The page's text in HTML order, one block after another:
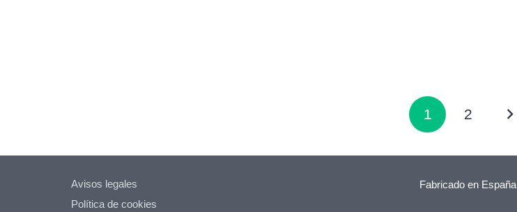
1 2
Avisos legales
Política de cookies
Fabricado en España